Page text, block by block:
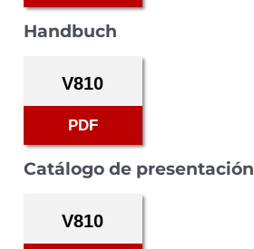
Handbuch
V810
PDF
Catálogo de presentación
V810